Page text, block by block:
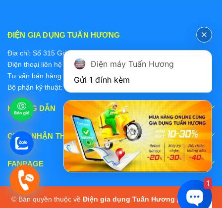
ĐIỆN GIA DỤNG TUẤN HƯƠNG
Địa chỉ: Số 315 Giảng Võ, Ba Đình, Hà Nội
Điện thoại liên hệ các bộ phận:
Tư vấn bán hàng 2: 0868228637
Bộ phận kỹ thuật: 0978 319 375
HƯỚNG DẪN
CHẤP NHẬN THANH TOÁN
FANPAGE
© Bản quyền thuộc về Điện gia dụng Tuấn Hương | Cung cấp
Điện máy Tuấn Hương
Gửi 1 đính kèm
1